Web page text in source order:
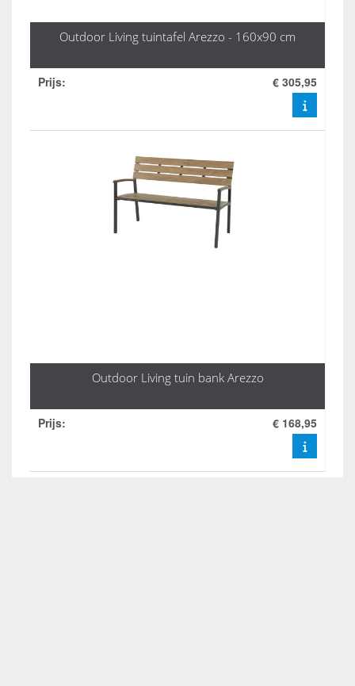
Outdoor Living tuintafel Arezzo - 160x90 cm
Prijs: € 305,95
Outdoor Living tuin bank Arezzo
Prijs: € 168,95